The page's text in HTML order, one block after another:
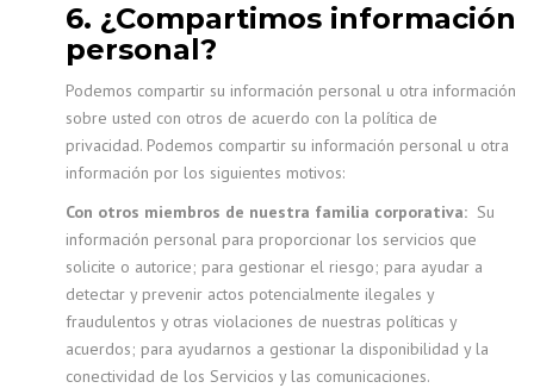
6. ¿Compartimos información
personal?
Podemos compartir su información personal u otra información
sobre usted con otros de acuerdo con la política de
privacidad. Podemos compartir su información personal u otra
información por los siguientes motivos:
Con otros miembros de nuestra familia corporativa: Su
información personal para proporcionar los servicios que
solicite o autorice; para gestionar el riesgo; para ayudar a
detectar y prevenir actos potencialmente ilegales y
fraudulentos y otras violaciones de nuestras políticas y
acuerdos; para ayudarnos a gestionar la disponibilidad y la
conectividad de los Servicios y las comunicaciones.